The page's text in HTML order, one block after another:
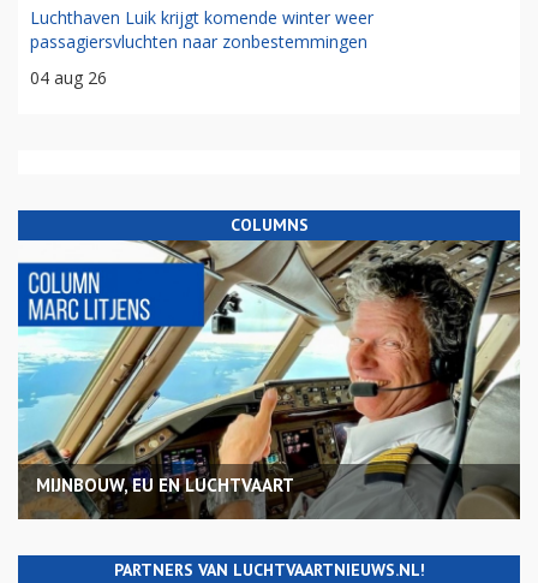
Luchthaven Luik krijgt komende winter weer
passagiersvluchten naar zonbestemmingen
04 aug 26
COLUMNS
MIJNBOUW, EU EN LUCHTVAART
PARTNERS VAN LUCHTVAARTNIEUWS.NL!